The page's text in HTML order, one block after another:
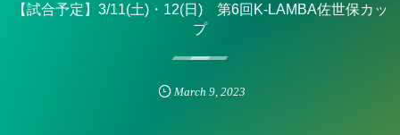
【試合予定】3/11(土)・12(日) 第6回K-LAMBA佐世保カッ
プ
March 9, 2023